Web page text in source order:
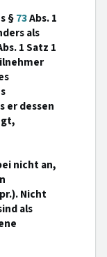
§73Abs. 1
als
1 Satz 1
er dessen
nicht an,
Nicht
als